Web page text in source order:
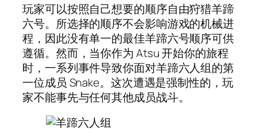
玩家可以按照自己想要的顺序自由狩猎羊蹄
六号。所选择的顺序不会影响游戏的机械进
程，因此没有单一的最佳羊蹄六号顺序可供
遵循。然而，当你作为 Atsu 开始你的旅程
时，一系列事件导致你面对羊蹄六人组的第
一位成员 Snake。这次遭遇是强制性的，玩
家不能事先与任何其他成员战斗。